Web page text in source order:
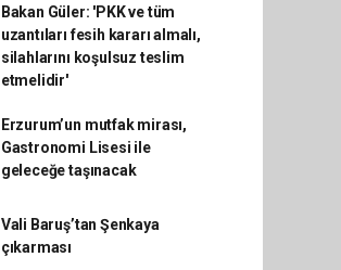
Bakan Güler: 'PKK ve tüm
uzantıları fesih kararı almalı,
silahlarını koşulsuz teslim
etmelidir'
Erzurum’un mutfak mirası,
Gastronomi Lisesi ile
geleceğe taşınacak
Vali Baruş’tan Şenkaya
çıkarması